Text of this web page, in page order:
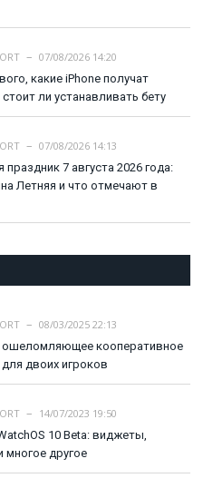
07/08/2026 14:20
какие iPhone получат
ли устанавливать бету
07/08/2026 14:13
праздник 7 августа 2026 года:
Летняя и что отмечают в
08/03/2025 22:13
ошеломляющее кооперативное
двоих игроков
14/07/2023 19:50
10 Beta: виджеты,
другое